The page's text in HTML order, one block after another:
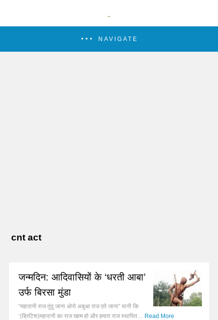
NAVIGATE
cnt act
जन्मदिन: आदिवासियों के ‘धरती आबा’
उर्फ बिरसा मुंडा
“महारानी राज तुंदु जाना ओरो अबुआ राज एते जाना” यानी कि
‘(ब्रिटिश)महारानी का राज खत्म हो और हमारा राज स्थापित… Read More